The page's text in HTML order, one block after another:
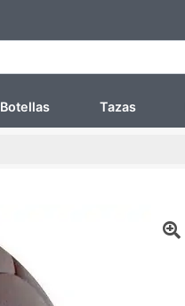
Botellas Tazas